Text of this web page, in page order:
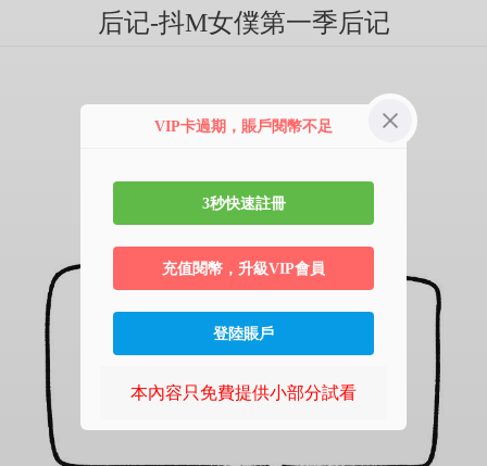
后记-抖M女僕第一季后记
VIP卡過期，賬戶閱幣不足
3秒快速註冊
充值閱幣，升級VIP會員
登陸賬戶
本內容只免費提供小部分試看